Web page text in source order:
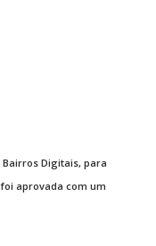
Digitais, para
aprovada com um